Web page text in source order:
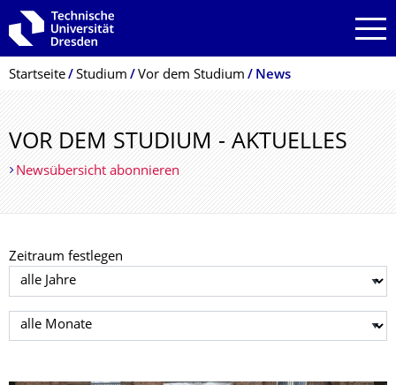
Zur Hauptnavigation springen
Zur Suche springen
Zum Inhalt springen
Breadcrumb-Menü
Startseite Studium Vor dem Studium News
VOR DEM STUDIUM - AKTUELLES
Newsübersicht abonnieren
Zeitraum festlegen
Jahr auswählen
Monat auswählen